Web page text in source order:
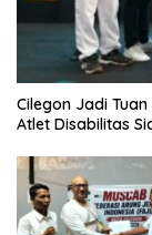
Cilegon Jadi Tuan
Atlet Disabilitas